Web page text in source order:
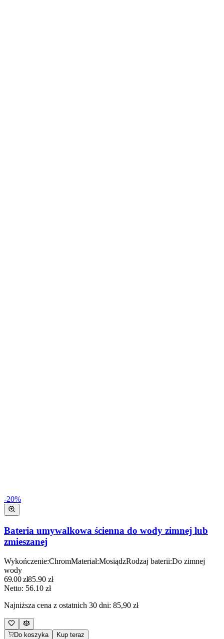
-20%
Bateria umywalkowa ścienna do wody zimnej lub
zmieszanej
Wykończenie:ChromMateriał:MosiądzRodzaj baterii:Do zimnej
wody
69.00zł85.90 zł
Netto: 56.10 zł
Najniższa cena z ostatnich 30 dni: 85,90 zł
Do koszyka Kup teraz